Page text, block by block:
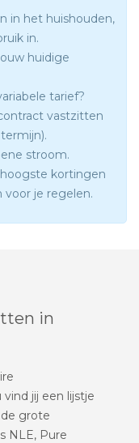
in het huishouden,
in.
huidige
tarief?
vastzitten
stroom.
kortingen
voor je regelen.
in
jij een lijstje
grote
NLE, Pure